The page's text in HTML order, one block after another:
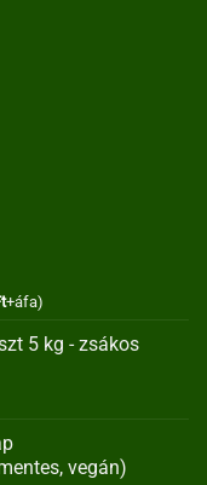
+áfa)
5 kg - zsákos
vegán)